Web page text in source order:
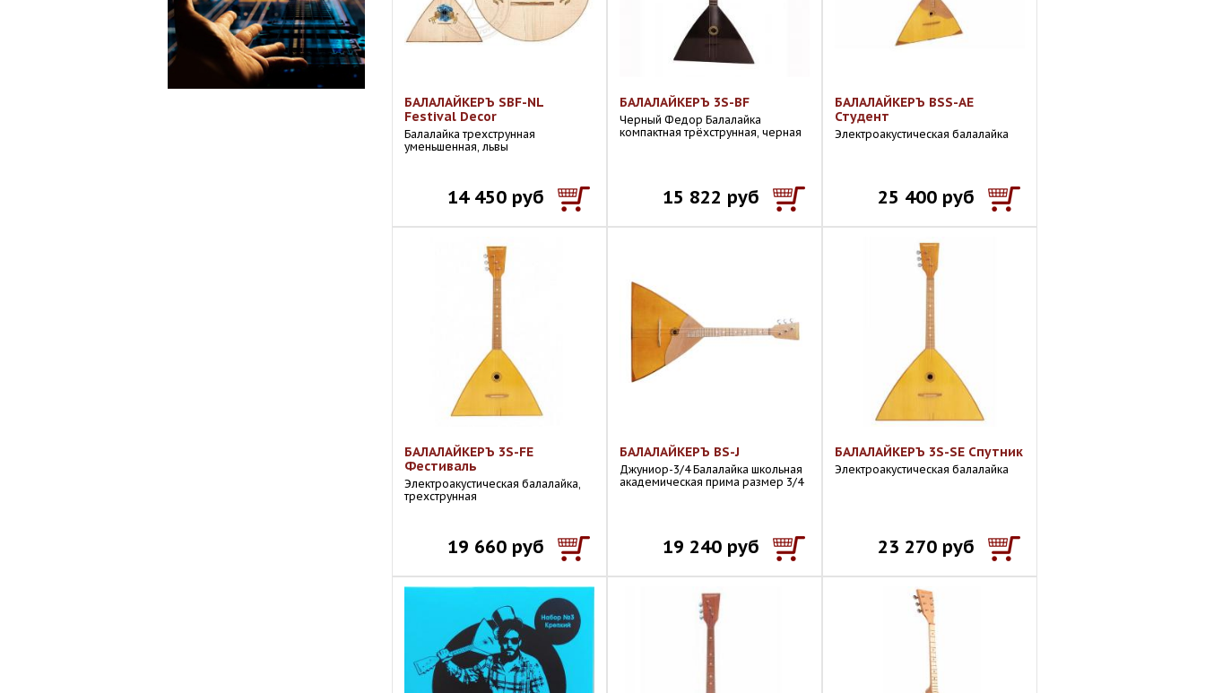
БАЛАЛАЙКЕРЪ SBF-NL
Festival Decor
Балалайка трехструнная
уменьшенная, львы
14 450 руб
БАЛАЛАЙКЕРЪ 3S-BF
Черный Федор Балалайка
компактная трёхструнная, черная
15 822 руб
БАЛАЛАЙКЕРЪ BSS-AE
Студент
Электроакустическая балалайка
25 400 руб
БАЛАЛАЙКЕРЪ 3S-FE
Фестиваль
Электроакустическая балалайка,
трехструнная
19 660 руб
БАЛАЛАЙКЕРЪ BS-J
Джуниор-3/4 Балалайка школьная
академическая прима размер 3/4
19 240 руб
БАЛАЛАЙКЕРЪ 3S-SE Спутник
Электроакустическая балалайка
23 270 руб